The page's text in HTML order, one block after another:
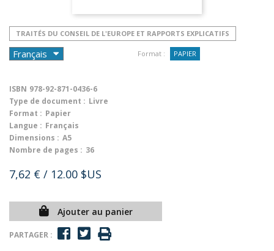
TRAITÉS DU CONSEIL DE L'EUROPE ET RAPPORTS EXPLICATIFS
Format : PAPIER
ISBN 978-92-871-0436-6
Type de document : Livre
Format : Papier
Langue : Français
Dimensions : A5
Nombre de pages : 36
7,62 € / 12.00 $US
Ajouter au panier
PARTAGER :